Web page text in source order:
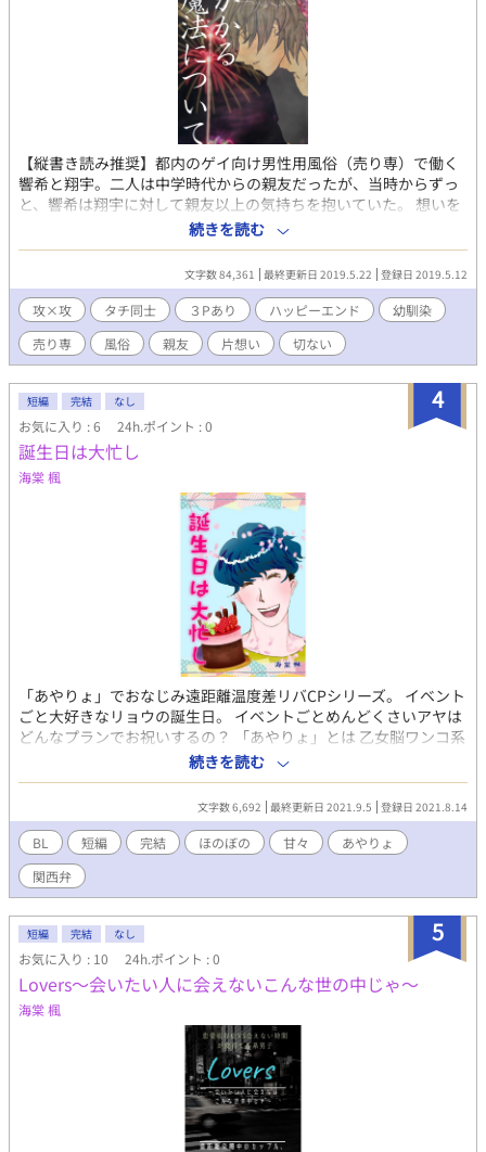
【縦書き読み推奨】都内のゲイ向け男性用風俗（売り専）で働く
響希と翔宇。二人は中学時代からの親友だったが、当時からずっ
と、響希は翔宇に対して親友以上の気持ちを抱いていた。 想いを
伝えられないのは、二人とも攻め気質──いわゆる「タチ」だっ
たからだ。 ある日他店のボーイである零と翔宇との三人で遊びの
セックスをした帰りに、響希は翔宇から「零のことが好きだ」と
告げられてしまう。 響希はショックを受けながらも、「今まで通
り翔宇が傍にいてくれればいい」と思い込もうとするが……
続きを読む
文字数 84,361 最終更新日 2019.5.22 登録日 2019.5.12
攻×攻 タチ同士 ３Pあり ハッピーエンド
幼馴染
売り専
風俗 親友 片想い 切ない
4
短編 完結 なし
お気に入り : 6 24h.ポイント : 0
誕生日は大忙し
海棠 楓
「あやりょ」でおなじみ遠距離温度差リバCPシリーズ。 イベント
ごと大好きなリョウの誕生日。 イベントごとめんどくさいアヤは
どんなプランでお祝いするの？ 「あやりょ」とは 乙女脳ワンコ系
関西弁リーマンが失恋の果てに傷心旅行先で出会ったのは、仕事
だけ完璧な天然クーデレホテルマン。 互いに全く好みじゃない、
恋に落ちるはずのない二人がなぜか惹かれ合ってしまい前途多
難！ いい年した性格真逆なバリタチ同士の、どうにもかみ合わな
いハードモードで下手くそな恋模様。 椚田涼司（クヌギダリョウ
ジ） 175センチ65キロ30歳 9月20日生まれ乙女座Ａ型 ごくごく普
通のサラリーマン。 イケメン、スタイル良し、人当たり良し。 当
然モテるがゲイでバリタチ。 佐倉文明（サクラアヤメ） 175セン
チ62キロ38歳 2月18日生まれ水瓶座AB型 年齢未判明（涼司より
は上） 爬虫類顔にメガネのリゾートホテル副支配人。 仕事は完璧
だが私生活は適当、無気力無反応。 出不精・筆不精・恋愛不精。
美少年食いのゲイ。バリタチ。
続きを読む
文字数 6,692 最終更新日 2021.9.5 登録日 2021.8.14
BL 短編 完結 ほのぼの 甘々
あやりょ
関西弁
5
短編 完結 なし
お気に入り : 10 24h.ポイント : 0
Lovers～会いたい人に会えないこんな世の中じゃ～
海棠 楓